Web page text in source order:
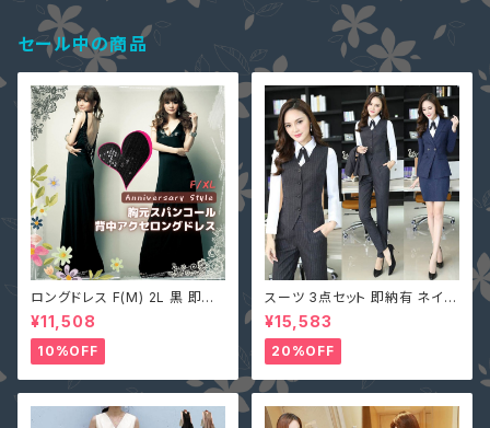
セール中の商品
ロングドレス F(M) 2L 黒 即納
マキシワンピース キャバ嬢 パー
ティードレス スパンコール 二次
会 大きいサイズ YJ-6536 レデ
ィース 背中開き ノースリーブ イ
ブニングドレス
¥11,508
10%OFF
スーツ 3点セット 即納有 ネイビ
ー グレー S M L 2L 3L 4L 大
きいサイズ パンツ or スカート＋
ジャケット＋ベスト ストライプ X
Z-X10083
¥15,583
20%OFF